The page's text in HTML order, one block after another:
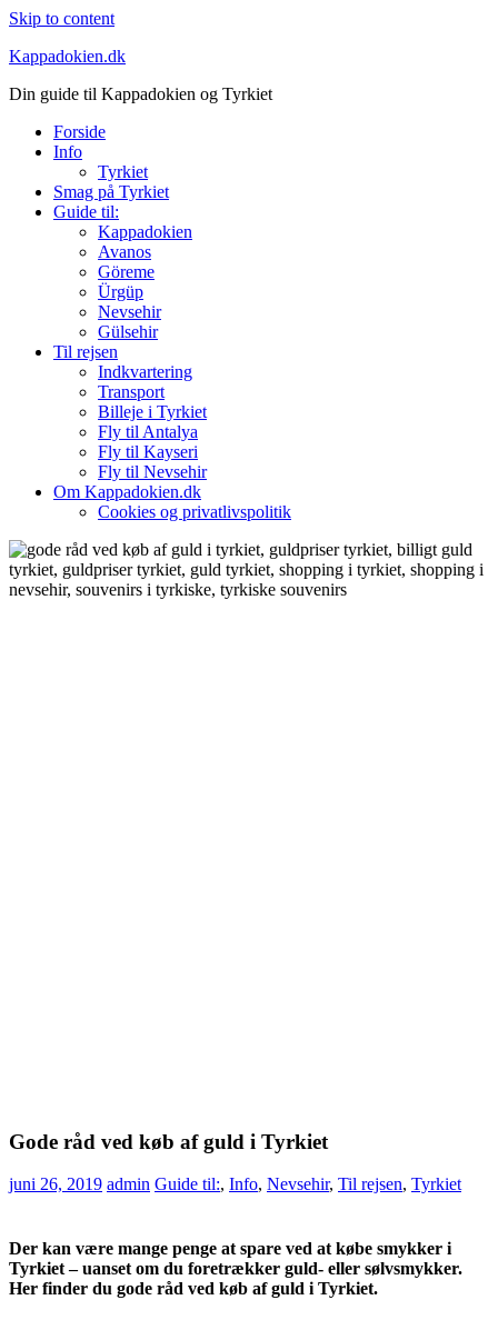
Skip to content
Kappadokien.dk
Din guide til Kappadokien og Tyrkiet
Forside
Info
Tyrkiet
Smag på Tyrkiet
Guide til:
Kappadokien
Avanos
Göreme
Ürgüp
Nevsehir
Gülsehir
Til rejsen
Indkvartering
Transport
Billeje i Tyrkiet
Fly til Antalya
Fly til Kayseri
Fly til Nevsehir
Om Kappadokien.dk
Cookies og privatlivspolitik
Gode råd ved køb af guld i Tyrkiet
juni 26, 2019 admin Guide til:, Info, Nevsehir, Til rejsen, Tyrkiet
Der kan være mange penge at spare ved at købe smykker i
Tyrkiet – uanset om du foretrækker guld- eller sølvsmykker.
Her finder du gode råd ved køb af guld i Tyrkiet.